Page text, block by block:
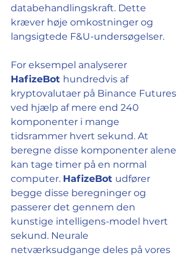
databehandlingskraft. Dette
kræver høje omkostninger og
langsigtede F&U-undersøgelser.
For eksempel analyserer
HafizeBot hundredvis af
kryptovalutaer på Binance Futures
ved hjælp af mere end 240
komponenter i mange
tidsrammer hvert sekund. At
beregne disse komponenter alene
kan tage timer på en normal
computer. HafizeBot udfører
begge disse beregninger og
passerer det gennem den
kunstige intelligens-model hvert
sekund. Neurale
netværksudgange deles på vores